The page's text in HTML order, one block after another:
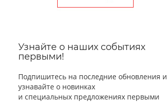
Узнайте о наших событиях
первыми!
Подпишитесь на последние обновления и
узнавайте о новинках
и специальных предложениях первыми